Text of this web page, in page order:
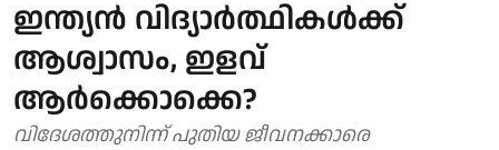
ഇന്ത്യന്‍ വിദ്യാര്‍ത്ഥികള്‍ക്ക്
ആശ്വാസം, ഇളവ്
ആര്‍ക്കൊക്കെ?
വിദേശത്തുനിന്ന് പുതിയ ജീവനക്കാരെ